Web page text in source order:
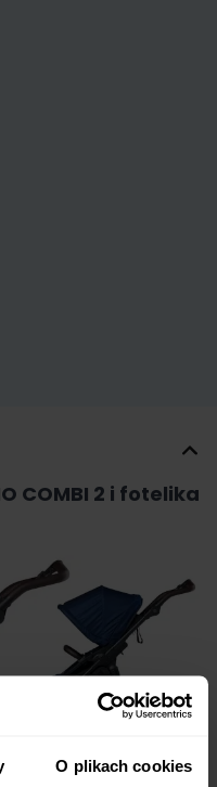
O plikach cookies
COMBI 2 i fotelika